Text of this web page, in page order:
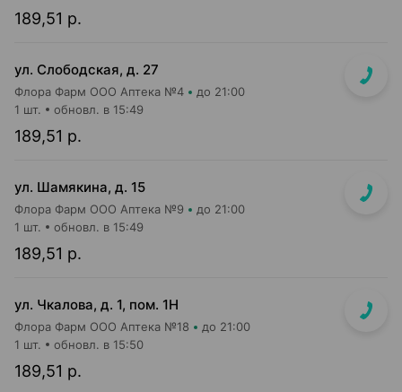
189,51 р.
ул. Слободская, д. 27
Флора Фарм ООО Аптека №4 до 21:00
189,51 р.
1 шт. обновл. в 15:49
ул. Шамякина, д. 15
Флора Фарм ООО Аптека №9 до 21:00
189,51 р.
1 шт. обновл. в 15:49
ул. Чкалова, д. 1, пом. 1Н
Флора Фарм ООО Аптека №18 до 21:00
189,51 р.
1 шт. обновл. в 15:50